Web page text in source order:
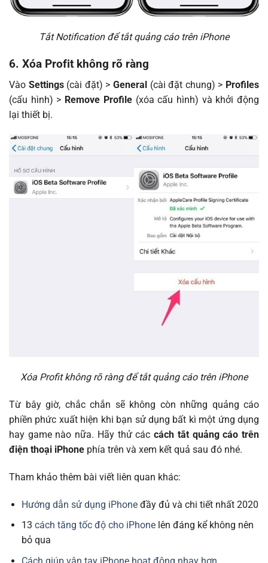
Tắt Notification để tắt quảng cáo trên iPhone
6. Xóa Profit không rõ ràng
Vào Settings(cài đặt) > General (cài đặt chung) > Profiles
(cấu hình) > Remove Profile(xóa cấu hình) và khởi động
lại thiết bị.
Xóa Profit không rõ ràng để tắt quảng cáo trên iPhone
Từ bây giờ, chắc chắn sẽ không còn những quảng cáo
phiền phức xuất hiện khi bạn sử dụng bất kì một ứng dụng
hay game nào nữa. Hãy thử cáccách tắt quảng cáo trên
điện thoại iPhone phía trên và xem kết quả sau đó nhé.
Tham khảo thêm bài viết liên quan khác:
Hướng dẫn sử dụng iPhoneđầy đủ và chi tiết nhất 2020
13 cách tăng tốc độ cho iPhonelên đáng kể không nên
bỏ qua